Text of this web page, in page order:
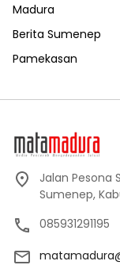
Madura
Berita Sumenep
Pamekasan
Jalan Pesona
Sumenep,
085931291195